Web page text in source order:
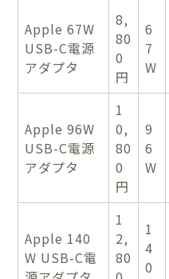
Apple 67W
USB-C電源
アダプタ
8,
80
0
円
6
7
W
Apple 96W
USB-C電源
アダプタ
1
0,
80
0
円
9
6
W
Apple 140
W USB-C電
1
2,
80
1
4
0